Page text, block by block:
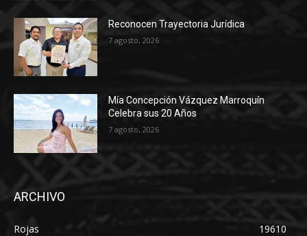
Reconocen Trayectoria Jurídica
7 agosto, 2026
Mía Concepción Vázquez Marroquín
Celebra sus 20 Años
7 agosto, 2026
ARCHIVO
Rojas
19610